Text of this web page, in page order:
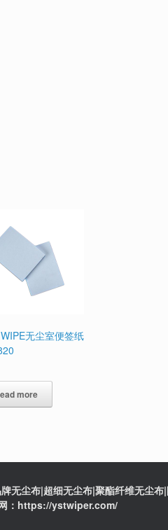
无尘室便签纸
more
无尘布|超细无尘布|聚酯纤维无尘
网：https://ystwiper.com/